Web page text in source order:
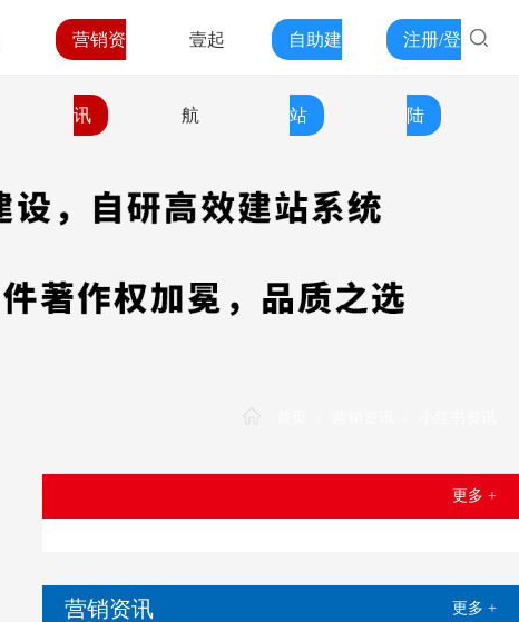
营销资
讯
壹起
航
自助建
站
注册/登
陆
更多 +
营销资讯 更多 +